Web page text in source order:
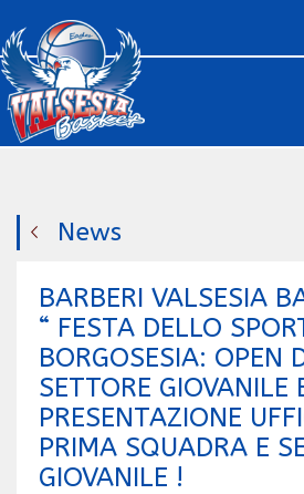
News
BARBERI VALSESIA
“ FESTA DELLO
BORGOSESIA: OPEN
SETTORE GIOVANILE
PRESENTAZIONE
PRIMA SQUADRA E
GIOVANILE !